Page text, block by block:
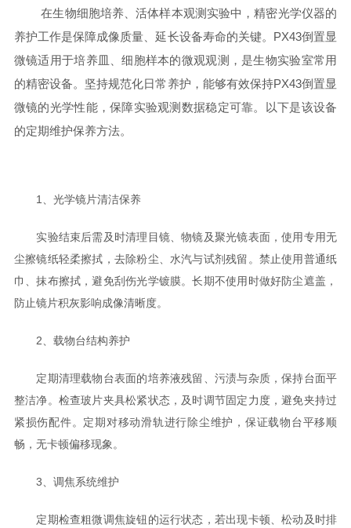
在生物细胞培养、活体样本观测实验中，精密光学仪器的
养护工作是保障成像质量、延长设备寿命的关键。PX43倒置显
微镜适用于培养皿、细胞样本的微观观测，是生物实验室常用
的精密设备。坚持规范化日常养护，能够有效保持PX43倒置显
微镜的光学性能，保障实验观测数据稳定可靠。以下是该设备
的定期维护保养方法。
1、光学镜片清洁保养
实验结束后需及时清理目镜、物镜及聚光镜表面，使用专用无
尘擦镜纸轻柔擦拭，去除粉尘、水汽与试剂残留。禁止使用普通纸
巾、抹布擦拭，避免刮伤光学镀膜。长期不使用时做好防尘遮盖，
防止镜片积灰影响成像清晰度。
2、载物台结构养护
定期清理载物台表面的培养液残留、污渍与杂质，保持台面平
整洁净。检查玻片夹具松紧状态，及时调节固定力度，避免夹持过
紧损伤配件。定期对移动滑轨进行除尘维护，保证载物台平移顺
畅，无卡顿偏移现象。
3、调焦系统维护
定期检查粗微调焦旋钮的运行状态，若出现卡顿、松动及时排